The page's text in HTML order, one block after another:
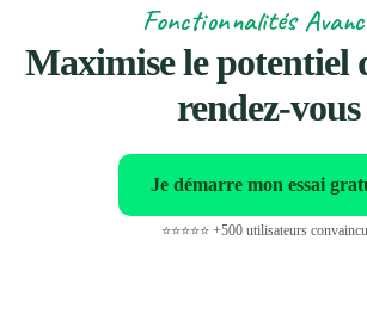
Fonctionnalités
Maximise le potentiel
rendez-vous
Je démarre mon essai
⭐⭐⭐⭐⭐ +500 utilisateurs